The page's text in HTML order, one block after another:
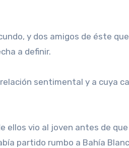
y dos amigos de éste
a definir.
sentimental y a cuya
ellos vio al joven antes de
partido rumbo a Bahía